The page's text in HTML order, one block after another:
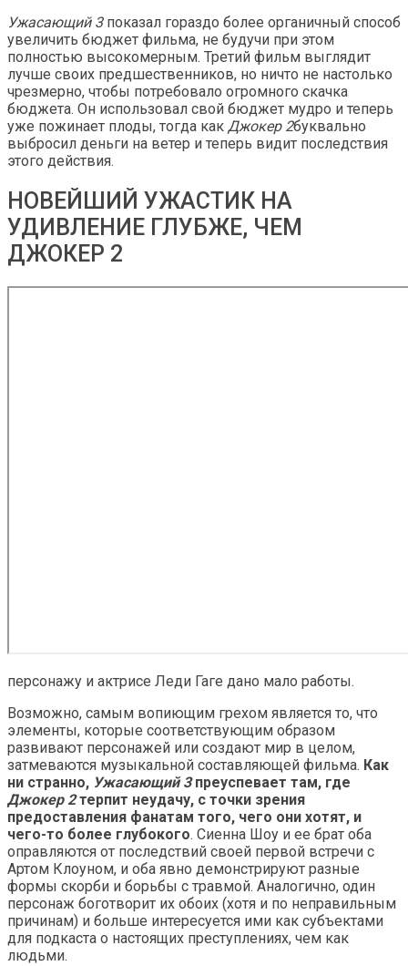
Ужасающий 3показал гораздо более органичный способ
увеличить бюджет фильма, не будучи при этом
полностью высокомерным. Третий фильм выглядит
лучше своих предшественников, но ничто не настолько
чрезмерно, чтобы потребовало огромного скачка
бюджета. Он использовал свой бюджет мудро и теперь
уже пожинает плоды, тогда как Джокер 2буквально
выбросил деньги на ветер и теперь видит последствия
этого действия.
НОВЕЙШИЙ УЖАСТИК НА
УДИВЛЕНИЕ ГЛУБЖЕ, ЧЕМ
ДЖОКЕР 2
персонажу и актрисе Леди Гаге дано мало работы.
Возможно, самым вопиющим грехом является то, что
элементы, которые соответствующим образом
развивают персонажей или создают мир в целом,
затмеваются музыкальной составляющей фильма. Как
ни странно, Ужасающий 3преуспевает там, где
Джокер 2терпит неудачу, с точки зрения
предоставления фанатам того, чего они хотят, и
чего-то более глубокого. Сиенна Шоу и ее брат оба
оправляются от последствий своей первой встречи с
Артом Клоуном, и оба явно демонстрируют разные
формы скорби и борьбы с травмой. Аналогично, один
персонаж боготворит их обоих (хотя и по неправильным
причинам) и больше интересуется ими как субъектами
для подкаста о настоящих преступлениях, чем как
людьми. ​​​​​​​